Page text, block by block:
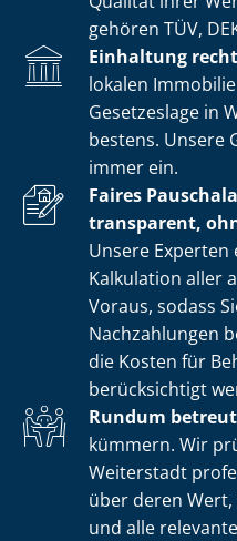
gehören TÜV,
Einhaltung
lokalen
Gesetzeslage in
bestens. Unsere
immer ein.
Faires
transparent,
Unsere
Kalkulation aller
Voraus, sodass
Nachzahlungen
die Kosten für
berücksichtigt
Rundum
kümmern. Wir
Weiterstadt
über deren Wert,
und alle